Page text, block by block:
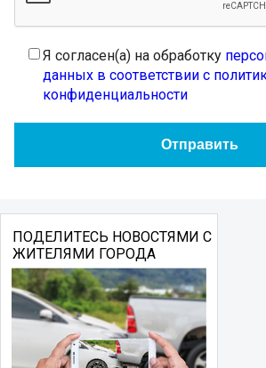
Я согласен(а) на обработку
данных в соответствии с
конфиденциальности
ПОДЕЛИТЕСЬ НОВОСТЯМИ С
ЖИТЕЛЯМИ ГОРОДА